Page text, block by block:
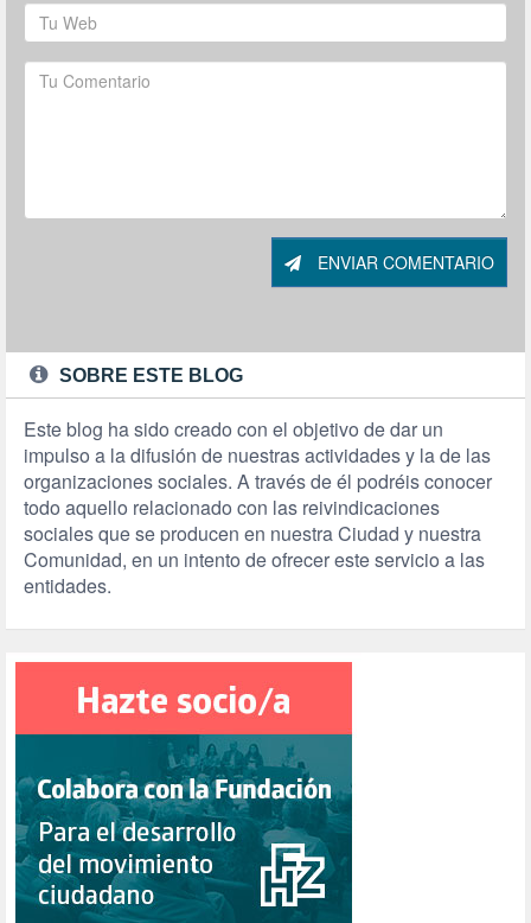
ENVIAR COMENTARIO
SOBRE ESTE BLOG
Este blog ha sido creado con el objetivo de dar un
impulso a la difusión de nuestras actividades y la de las
organizaciones sociales. A través de él podréis conocer
todo aquello relacionado con las reivindicaciones
sociales que se producen en nuestra Ciudad y nuestra
Comunidad, en un intento de ofrecer este servicio a las
entidades.